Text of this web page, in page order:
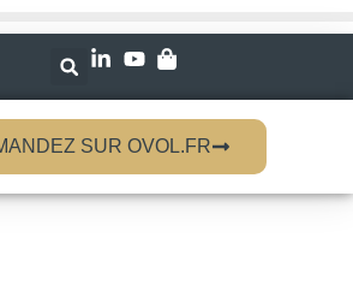
SUR OVOL.FR